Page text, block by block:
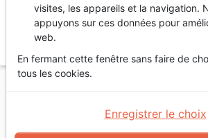
Accueil Livres Doctrine
Passion du Livre (La) - Comment
visites, les appareils et la navigation.
appuyons sur ces données pour
web.
En fermant cette fenêtre sans faire de
tous les cookies.
Enregistrer le choix